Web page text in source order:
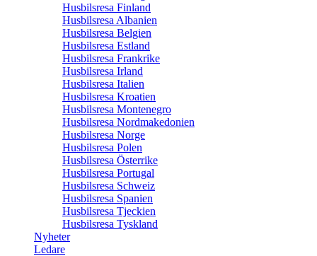
Husbilsresa Finland
Husbilsresa Albanien
Husbilsresa Belgien
Husbilsresa Estland
Husbilsresa Frankrike
Husbilsresa Irland
Husbilsresa Italien
Husbilsresa Kroatien
Husbilsresa Montenegro
Husbilsresa Nordmakedonien
Husbilsresa Norge
Husbilsresa Polen
Husbilsresa Österrike
Husbilsresa Portugal
Husbilsresa Schweiz
Husbilsresa Spanien
Husbilsresa Tjeckien
Husbilsresa Tyskland
Nyheter
Ledare